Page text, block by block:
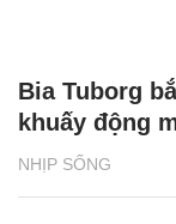
NHỊP SỐNG
Bia Tuborg
khuấy động